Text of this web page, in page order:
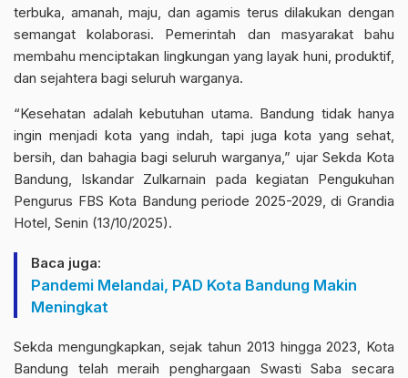
terbuka, amanah, maju, dan agamis terus dilakukan dengan
semangat kolaborasi. Pemerintah dan masyarakat bahu
membahu menciptakan lingkungan yang layak huni, produktif,
dan sejahtera bagi seluruh warganya.
“Kesehatan adalah kebutuhan utama. Bandung tidak hanya
ingin menjadi kota yang indah, tapi juga kota yang sehat,
bersih, dan bahagia bagi seluruh warganya,” ujar Sekda Kota
Bandung, Iskandar Zulkarnain pada kegiatan Pengukuhan
Pengurus FBS Kota Bandung periode 2025-2029, di Grandia
Hotel, Senin (13/10/2025).
Baca juga:
Pandemi Melandai, PAD Kota Bandung Makin
Meningkat
Sekda mengungkapkan, sejak tahun 2013 hingga 2023, Kota
Bandung telah meraih penghargaan Swasti Saba secara